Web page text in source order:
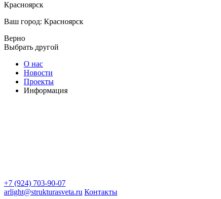
Красноярск
Ваш город: Красноярск
Верно
Выбрать другой
О нас
Новости
Проекты
Информация
+7 (924) 703-90-07
arlight@strukturasveta.ru Контакты